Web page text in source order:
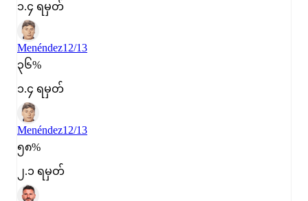
၁.၄ ရမှတ်
Menéndez12/13
၃၆%
၁.၄ ရမှတ်
Menéndez12/13
၅၈%
၂.၁ ရမှတ်